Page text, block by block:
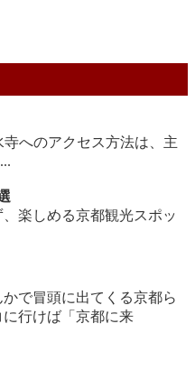
へのアクセス方法は、主
楽しめる京都観光スポッ
で冒頭に出てくる京都ら
行けば「京都に来